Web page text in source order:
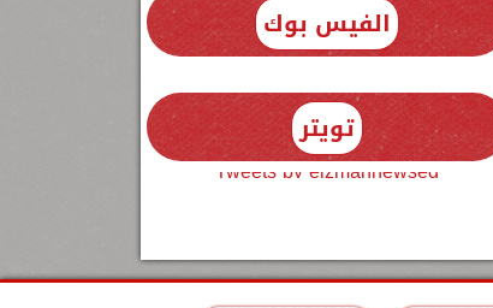
الفيس بوك
تويتر
Tweets by elzmannewseg